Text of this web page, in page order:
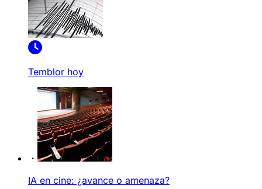
Temblor hoy
IA en cine: ¿avance o amenaza?